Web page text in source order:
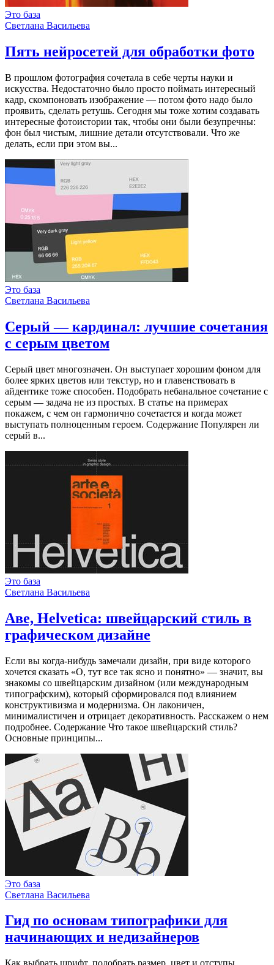
Это база
Светлана Васильева
Пять нейросетей для обработки фото
В прошлом фотография сочетала в себе черты науки и
искусства. Недостаточно было просто поймать интересный
кадр, скомпоновать изображение — потом фото надо было
проявить, сделать ретушь. Сегодня мы тоже хотим создавать
интересные фотоистории так, чтобы они были безупречны:
фон был чистым, лишние детали отсутствовали. Что же
делать, если при этом вы...
Это база
Светлана Васильева
Серый — кардинал: лучшие сочетания
с серым цветом
Серый цвет многозначен. Он выступает хорошим фоном для
более ярких цветов или текстур, но и главенствовать в
айдентике тоже способен. Подобрать небанальное сочетание с
серым — задача не из простых. В статье на примерах
покажем, с чем он гармонично сочетается и когда может
выступать полноценным героем. Содержание Популярен ли
серый в...
Это база
Светлана Васильева
Аве, Helvetica: швейцарский стиль в
графическом дизайне
Если вы когда-нибудь замечали дизайн, при виде которого
хочется сказать «О, тут все так ясно и понятно» — значит, вы
знакомы со швейцарским дизайном (или международным
типографским), который сформировался под влиянием
конструктивизма и модернизма. Он лаконичен,
минималистичен и отрицает декоративность. Расскажем о нем
подробнее. Содержание Что такое швейцарский стиль?
Основные принципы...
Это база
Светлана Васильева
Гид по основам типографики для
начинающих и недизайнеров